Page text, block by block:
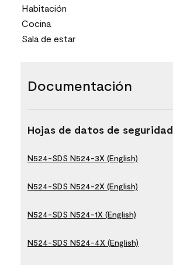
Habitación
Cocina
Sala de estar
Documentación
Hojas de datos de seguridad
N524-SDS N524-3X (English)
N524-SDS N524-2X (English)
N524-SDS N524-1X (English)
N524-SDS N524-4X (English)